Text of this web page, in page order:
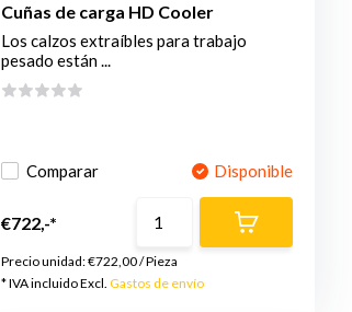
Cuñas de carga HD Cooler
Los calzos extraíbles para trabajo
pesado están ...
Comparar Disponible
€722,-*
Precio unidad:€722,00/Pieza
* IVA incluido Excl.Gastos de envío